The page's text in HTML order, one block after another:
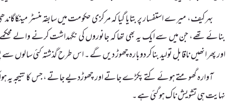
بہر کیف، میرے استفسار پر بتایا گیا کہ مرکزی حکومت میں سابقہ منسٹر
بنائے تھے، جن میں سے ایک یہ بھی تھا کہ جانوروں کی نگہداشت کرنے والے
اور پھر انھیں ناقابل تولید بناکر دوبارہ چھوڑ دیں گے ۔ اس طرح گذشتہ کئی
آوارہ گھومتے ہوئے کتے پکڑے جاتے اور چھوڑدیے جاتے ، جس کا نتیجہ یہ
نہایت ہی تشویش ناک ہوگئی ہے ۔